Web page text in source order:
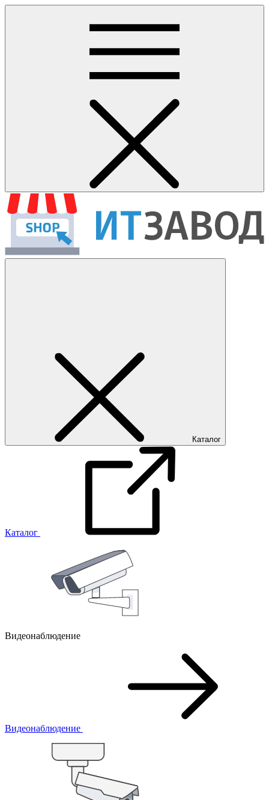
Каталог
Каталог
Видеонаблюдение
Видеонаблюдение